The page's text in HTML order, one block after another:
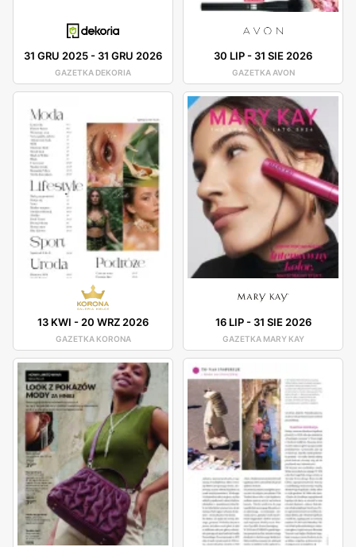
31 GRU 2025- 31 GRU 2026
GAZETKA DEKORIA
30 LIP- 31 SIE 2026
GAZETKA AVON
13 KWI -20 WRZ 2026
GAZETKA KORONA
16 LIP- 31 SIE 2026
GAZETKA MARY KAY